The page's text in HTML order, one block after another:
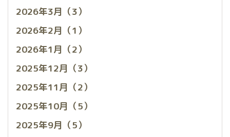
2026年3月（3）
2026年2月（1）
2026年1月（2）
2025年12月（3）
2025年11月（2）
2025年10月（5）
2025年9月（5）